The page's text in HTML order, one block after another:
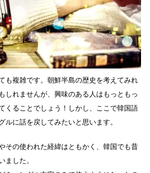
も複雑です。朝鮮半島の歴史を考えてみれ
しれませんが、興味のある人はもっともっ
くることでしょう！しかし、ここで韓国語
ルに話を戻してみたいと思います。
その使われた経緯はともかく、韓国でも昔
ました。